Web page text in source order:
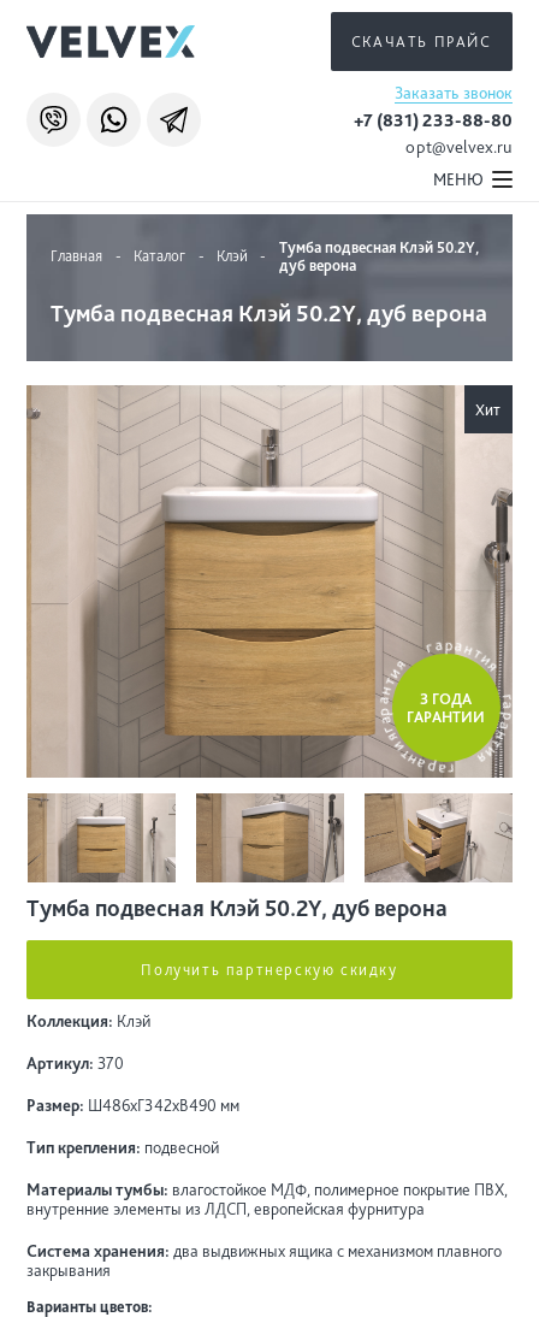
СКАЧАТЬ ПРАЙС
Заказать звонок
+7 (831) 233-88-80
opt@velvex.ru
МЕНЮ
Главная - Каталог - Клэй -
Тумба подвесная Клэй 50.2Y,
дуб верона
Тумба подвесная Клэй 50.2Y, дуб верона
Хит
г
а
р
а
нт
ия гарант
и
я
г
а
р
а
н
т
и
я
г
а
р
а
н
т
и
я
3 ГОДА
ГАРАНТИИ
Тумба подвесная Клэй 50.2Y, дуб верона
Получить партнерскую скидку
Коллекция: Клэй
Артикул: 370
Размер: Ш486хГ342хВ490 мм
Тип крепления: подвесной
Материалы тумбы: влагостойкое МДФ, полимерное покрытие ПВХ,
внутренние элементы из ЛДСП, европейская фурнитура
Система хранения: два выдвижных ящика с механизмом плавного
закрывания
Варианты цветов: